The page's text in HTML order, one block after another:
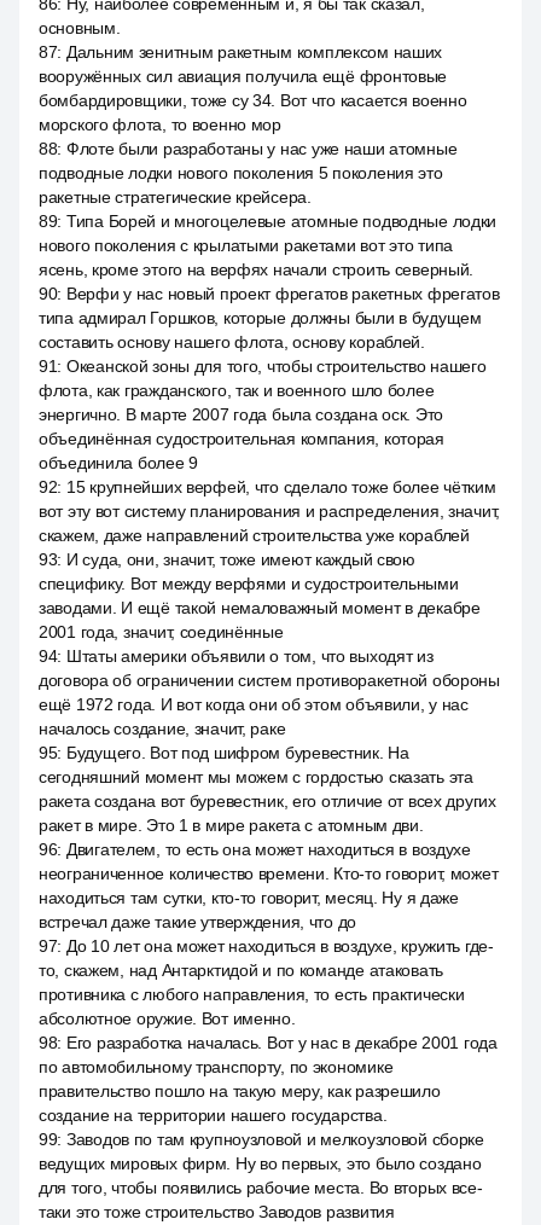
основным.
87: Дальним зенитным ракетным комплексом наших
вооружённых сил авиация получила ещё фронтовые
бомбардировщики, тоже су 34. Вот что касается военно
морского флота, то военно мор
88: Флоте были разработаны у нас уже наши атомные
подводные лодки нового поколения 5 поколения это
ракетные стратегические крейсера.
89: Типа Борей и многоцелевые атомные подводные лодки
нового поколения с крылатыми ракетами вот это типа
ясень, кроме этого на верфях начали строить северный.
90: Верфи у нас новый проект фрегатов ракетных фрегатов
типа адмирал Горшков, которые должны были в будущем
составить основу нашего флота, основу кораблей.
91: Океанской зоны для того, чтобы строительство нашего
флота, как гражданского, так и военного шло более
энергично. В марте 2007 года была создана оск. Это
объединённая судостроительная компания, которая
объединила более 9
92: 15 крупнейших верфей, что сделало тоже более чётким
вот эту вот систему планирования и распределения, значит,
скажем, даже направлений строительства уже кораблей
93: И суда, они, значит, тоже имеют каждый свою
специфику. Вот между верфями и судостроительными
заводами. И ещё такой немаловажный момент в декабре
2001 года, значит, соединённые
94: Штаты америки объявили о том, что выходят из
договора об ограничении систем противоракетной обороны
ещё 1972 года. И вот когда они об этом объявили, у нас
началось создание, значит, раке
95: Будущего. Вот под шифром буревестник. На
сегодняшний момент мы можем с гордостью сказать эта
ракета создана вот буревестник, его отличие от всех других
ракет в мире. Это 1 в мире ракета с атомным дви.
96: Двигателем, то есть она может находиться в воздухе
неограниченное количество времени. Кто-то говорит, может
находиться там сутки, кто-то говорит, месяц. Ну я даже
встречал даже такие утверждения, что до
97: До 10 лет она может находиться в воздухе, кружить где-
то, скажем, над Антарктидой и по команде атаковать
противника с любого направления, то есть практически
абсолютное оружие. Вот именно.
98: Его разработка началась. Вот у нас в декабре 2001 года
по автомобильному транспорту, по экономике
правительство пошло на такую меру, как разрешило
создание на территории нашего государства.
99: Заводов по там крупноузловой и мелкоузловой сборке
ведущих мировых фирм. Ну во первых, это было создано
для того, чтобы появились рабочие места. Во вторых все-
таки это тоже строительство Заводов развития